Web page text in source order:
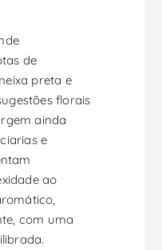
de
preta e
florais
ainda
e
ao
com uma